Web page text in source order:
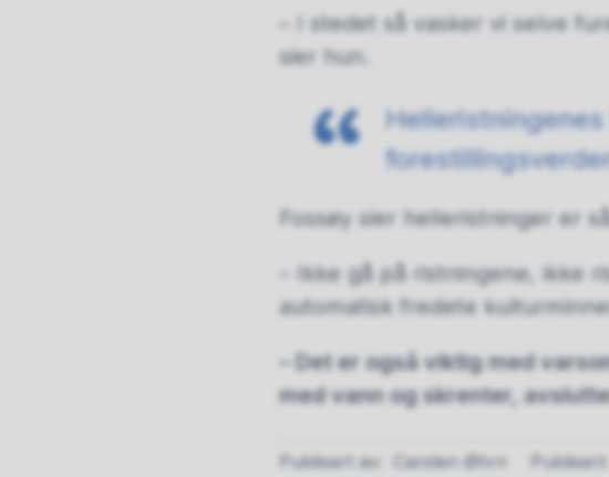
– I stedet så vasker vi selve
sier hun.
Fossøy sier helleristninger er
– Ikke gå på ristningene, ikke
automatisk fredete
– Det er også viktig med
med vann og skrenter,
Publisert av Carsten Øhrn Publisert